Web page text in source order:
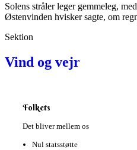
Solens stråler leger gemmeleg,
Østenvinden hvisker sagte, om
Sektion
Vind og vejr
Folkets
Det bliver mellem os
Nul statsstøtte